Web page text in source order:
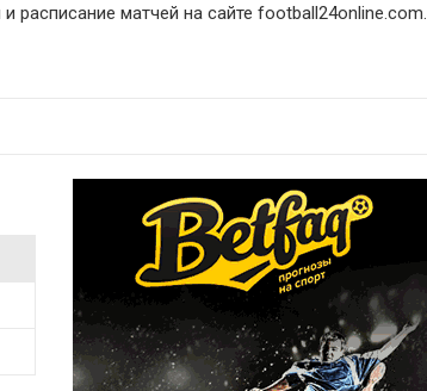
расписание матчей на сайте football24online.com.